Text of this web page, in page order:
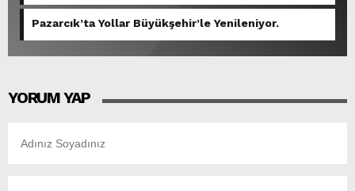
Pazarcık’ta Yollar Büyükşehir’le Yenileniyor.
YORUM YAP